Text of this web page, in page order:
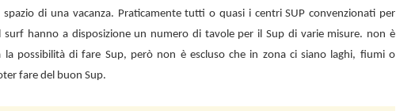
di una vacanza. Praticamente tutti o quasi i centri SUP convenzionati per
surf hanno a disposizione un numero di tavole per il Sup di varie misure. non è
la possibilità di fare Sup, però non è escluso che in zona ci siano laghi, fiumi o
fare del buon Sup.